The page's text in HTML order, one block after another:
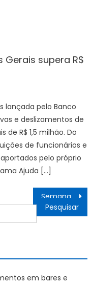
Gerais supera R$
lançada pelo Banco
e deslizamentos de
de R$ 1,5 milhão. Do
de funcionários e
pelo próprio
Ajuda […]
em bares e